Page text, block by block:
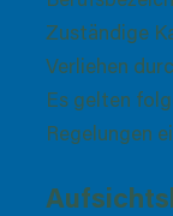
Zuständige
Verliehen
Es gelten
Regelungen